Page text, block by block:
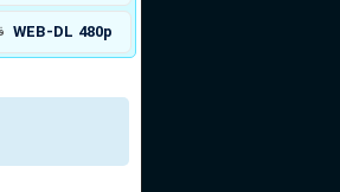
WEB-DL 480p